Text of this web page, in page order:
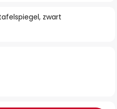
zwart